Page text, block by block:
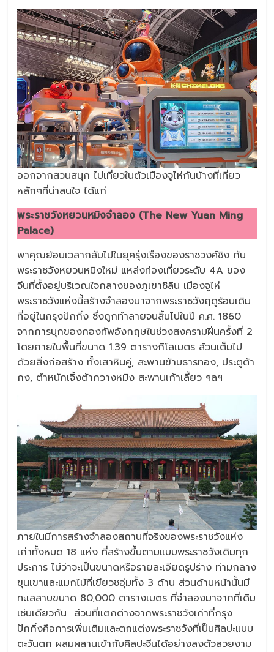
ออกจากสวนสนุก ไปเที่ยวในตัวเมืองจูไห่กันบ้างที่เที่ยว
หลักๆที่น่าสนใจ ได้แก่
พระราชวังหยวนหมิงจำลอง (The New Yuan Ming
Palace)
พาคุณย้อนเวลากลับไปในยุครุ่งเรืองของราชวงศ์ชิง กับ
พระราชวังหยวนหมิงใหม่ แหล่งท่องเที่ยวระดับ 4A ของ
จีนที่ตั้งอยู่บริเวณใจกลางของภูเขาชิลิน เมืองจูไห่
พระราชวังแห่งนี้สร้างจำลองมาจากพระราชวังฤดูร้อนเดิม
ที่อยู่ในกรุงปักกิ่ง ซึ่งถูกทำลายจนสิ้นไปในปี ค.ศ. 1860
จากการบุกของกองทัพอังกฤษในช่วงสงครามฝิ่นครั้งที่ 2
โดยภายในพื้นที่ขนาด 1.39 ตารางกิโลเมตร ล้วนเต็มไป
ด้วยสิ่งก่อสร้าง ทั้งเสาหินคู่, สะพานข้ามธารทอง, ประตูต้า
กง, ตำหนักเจิ้งต้ากวางหมิง สะพานเก้าเลี้ยว ฯลฯ
ภายในมีการสร้างจำลองสถานที่จริงของพระราชวังแห่ง
เก่าทั้งหมด 18 แห่ง ที่สร้างขึ้นตามแบบพระราชวังเดิมทุก
ประการ ไม่ว่าจะเป็นขนาดหรือรายละเอียดรูปร่าง ท่ามกลาง
ขุนเขาและแมกไม้ที่เขียวชอุ่มทั้ง 3 ด้าน ส่วนด้านหน้านั้นมี
ทะเลสาบขนาด 80,000 ตารางเมตร ที่จำลองมาจากที่เดิม
เช่นเดียวกัน ส่วนที่แตกต่างจากพระราชวังเก่าที่กรุง
ปักกิ่งคือการเพิ่มเติมและตกแต่งพระราชวังที่เป็นศิลปะแบบ
ตะวันตก ผสมผสานเข้ากับศิลปะจีนได้อย่างลงตัวสวยงาม